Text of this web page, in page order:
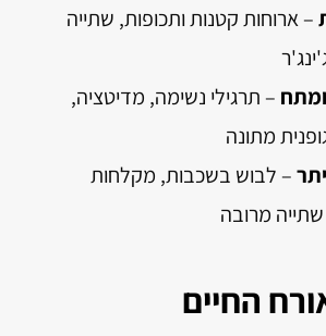
– ארוחות קטנות ותכופות, שתייה
– תרגילי נשימה, מדיטציה,
מתונה
– לבוש בשכבות, מקלחות
מרובה
החיים